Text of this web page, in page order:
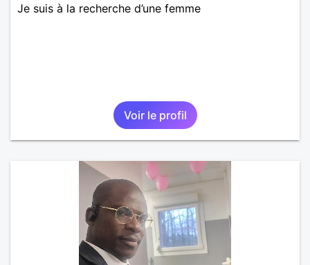
Je suis à la recherche d’une femme
Voir le profil